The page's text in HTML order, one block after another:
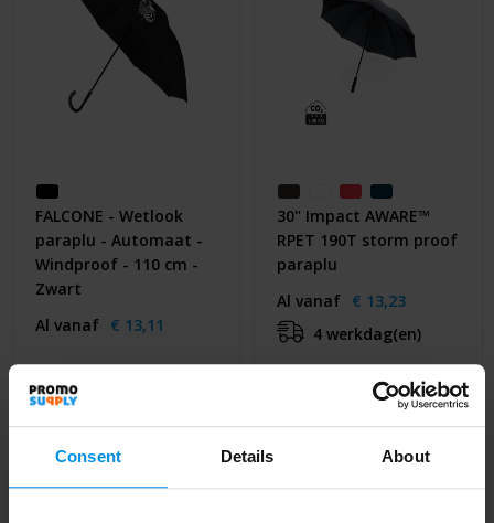
Consent Details About
FALCONE - Wetlook
paraplu - Automaat -
Windproof - 110 cm -
Zwart
Al vanaf € 13,11
30" Impact AWARE™
RPET 190T storm proof
paraplu
Al vanaf € 13,23
4 werkdag(en)